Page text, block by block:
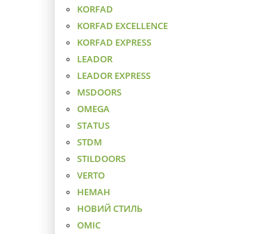
KORFAD
KORFAD EXCELLENCE
KORFAD EXPRESS
LEADOR
LEADOR EXPRESS
MSDOORS
OMEGA
STATUS
STDM
STILDOORS
VERTO
НЕМАН
НОВИЙ СТИЛЬ
ОМІС